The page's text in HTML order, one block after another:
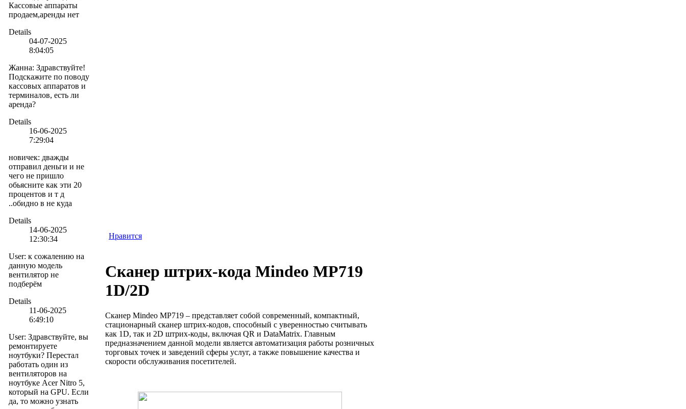
Кассовые аппараты
продаем,аренды нет
Details
04-07-2025
8:04:05
Жанна: Здравствуйте!
Подскажите по поводу
кассовых аппаратов и
терминалов, есть ли
аренда?
Details
16-06-2025
7:29:04
новичек: дважды
отправил деньги и не
чего не пришло
обьясните как эти 20
процентов и т д
..обидно в не куда
Details
14-06-2025
12:30:34
User: к сожалению на
данную модель
вентилятор не
подберём
Details
11-06-2025
6:49:10
User: Здравствуйте, вы
ремонтируете
ноутбуки? Перестал
работать один из
вентиляторов на
ноутбуке Acer Nitro 5,
который на GPU. Если
да, то можно узнать
Нравится
Сканер штрих-кода Mindeo MP719
1D/2D
Сканер Mindeo MP719 – представляет собой современный, компактный,
стационарный сканер штрих-кодов, способный с уверенностью считывать
как 1D, так и 2D штрих-коды, включая QR и DataMatrix. Главным
предназначением данной модели является автоматизация работы розничных
торговых точек и заведений сферы услуг, а также повышение качества и
скорости обслуживания посетителей.